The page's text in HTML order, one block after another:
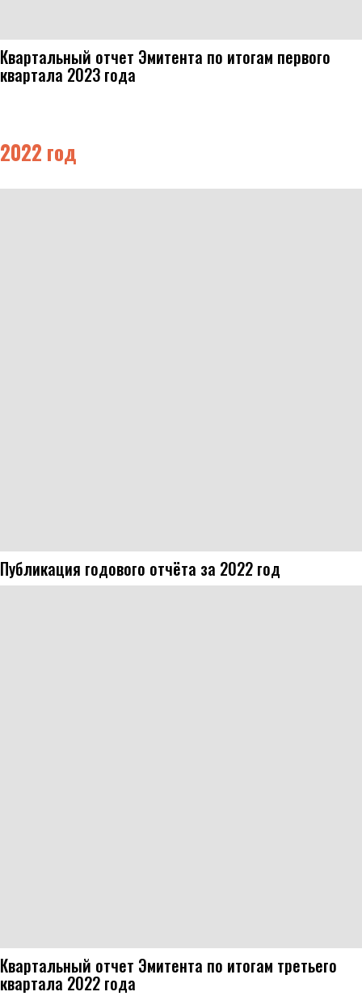
Квартальный отчет Эмитента по итогам первого
квартала 2023 года
2022 год
Публикация годового отчёта за 2022 год
Квартальный отчет Эмитента по итогам третьего
квартала 2022 года